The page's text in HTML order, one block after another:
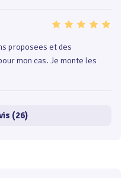
proposees et des
mon cas. Je monte les
(26)